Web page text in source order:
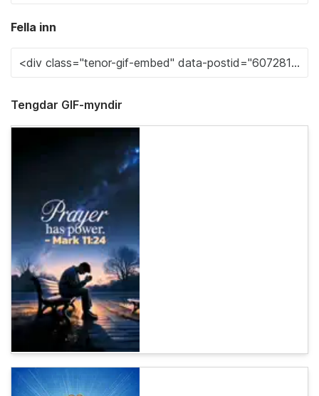
Fella inn
Tengdar GIF-myndir